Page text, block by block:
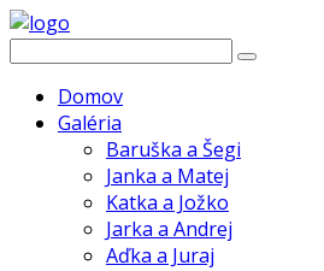
Domov
Galéria
Baruška a Šegi
Janka a Matej
Katka a Jožko
Jarka a Andrej
Aďka a Juraj